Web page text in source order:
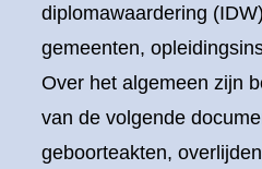
diplomawaardering
gemeenten,
Over het algemeen zijn
van de volgende
geboorteakten,